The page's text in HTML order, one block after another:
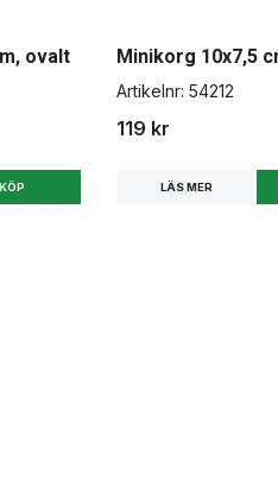
ovalt Minikorg 10x7,5
Artikelnr: 54212
119 kr
LÄS MER